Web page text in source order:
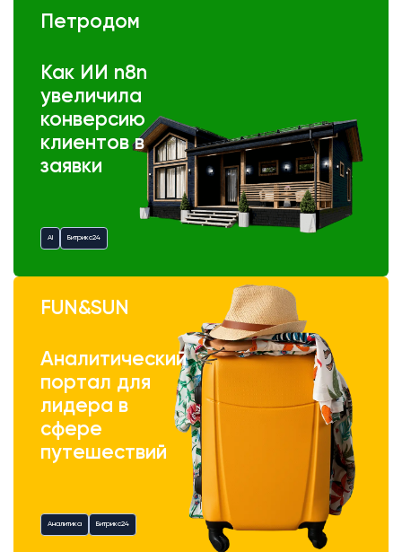
Петродом
Как ИИ n8n
увеличила
конверсию
клиентов в
заявки
AI Битрикс24
FUN&SUN
Аналитический
портал для
лидера в
сфере
путешествий
Аналитика Битрикс24